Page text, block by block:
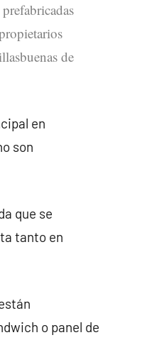
de
en
son
que se
tanto en
o panel de